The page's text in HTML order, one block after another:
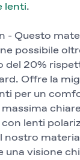
lenti.
- Questo
possibile
del 20%
Offre la
per un
lenti
nostro
visione